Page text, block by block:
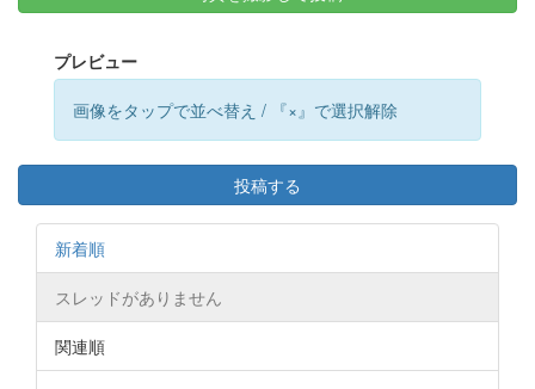
プレビュー
画像をタップで並べ替え / 『×』で選択解除
投稿する
新着順
スレッドがありません
関連順